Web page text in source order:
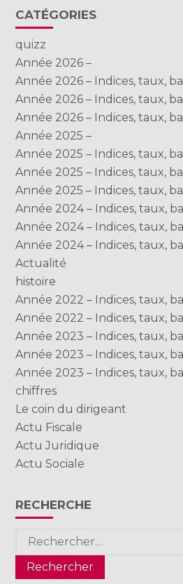
Blog
sidebar
CATÉGORIES
quizz
Année 2026 –
Année 2026 – Indices, taux,
Année 2026 – Indices, taux,
Année 2026 – Indices, taux,
Année 2025 –
Année 2025 – Indices, taux,
Année 2025 – Indices, taux,
Année 2025 – Indices, taux,
Année 2024 – Indices, taux,
Année 2024 – Indices, taux,
Année 2024 – Indices, taux,
Actualité
histoire
Année 2022 – Indices, taux,
Année 2022 – Indices, taux,
Année 2023 – Indices, taux,
Année 2023 – Indices, taux,
Année 2023 – Indices, taux,
chiffres
Le coin du dirigeant
Actu Fiscale
Actu Juridique
Actu Sociale
RECHERCHE
Rechercher :